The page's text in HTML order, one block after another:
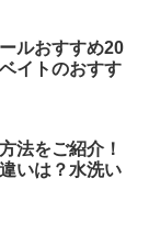
ルおすすめ20
イトのおすす
法をご紹介！
いは？水洗い